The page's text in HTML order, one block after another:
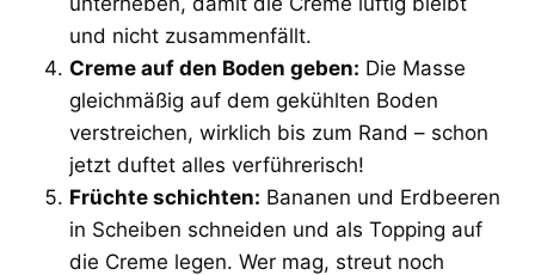
und nicht zusammenfällt.
Creme auf den Boden geben: Die Masse
gleichmäßig auf dem gekühlten Boden
verstreichen, wirklich bis zum Rand – schon
jetzt duftet alles verführerisch!
Früchte schichten: Bananen und Erdbeeren
in Scheiben schneiden und als Topping auf
die Creme legen. Wer mag, streut noch